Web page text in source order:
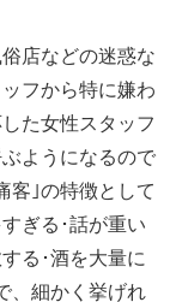
店などの迷惑な
フから特に嫌わ
た女性スタッフ
ようになるので
客｣の特徴として
ぎる･話が重い
る･酒を大量に
、細かく挙げれ